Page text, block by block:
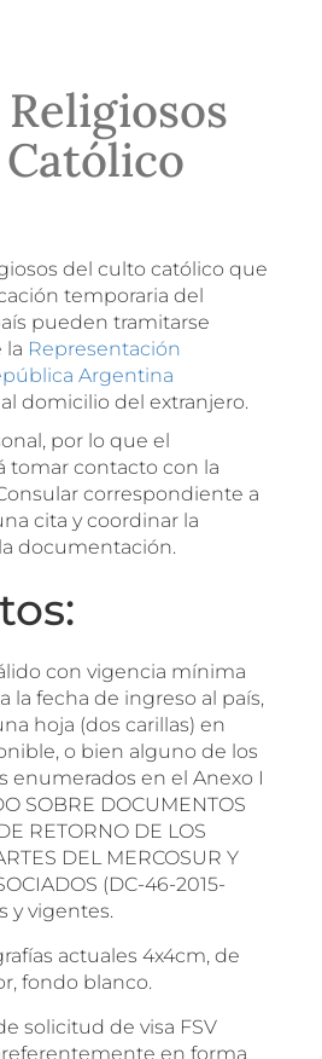
del culto católico que
temporaria del
pueden tramitarse
la Representación
Argentina
domicilio del extranjero.
por lo que el
tomar contacto con la
correspondiente a
cita y coordinar la
documentación.
con vigencia mínima
la fecha de ingreso al país,
hoja (dos carillas) en
o bien alguno de los
enumerados en el Anexo I
SOBRE DOCUMENTOS
RETORNO DE LOS
DEL MERCOSUR Y
(DC-46-2015-
y vigentes.
actuales 4x4cm, de
fondo blanco.
solicitud de visa FSV
en forma